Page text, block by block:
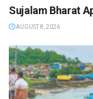
Sujalam Bharat
AUGUST 8, 2026